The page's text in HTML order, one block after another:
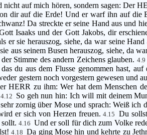
auf mich hören, sondern sagen: Der
dir auf die Erde! Und er warf ihn auf
Da streckte er seine Hand aus und
Isaaks und der Gott Jakobs, dir
sie herauszog, siehe, da war seine Hand
aus seinem Busen herauszog, siehe, da
Stimme des andern Zeichens glauben. 4.9
du aus dem Flusse genommen hast,
gestern noch vorgestern gewesen und
HERR zu ihm: Wer hat dem Menschen
4.12 So geh nun hin: Ich will mit deinem
zornig über Mose und sprach: Weiß
er sich von Herzen freuen.4.15
Du
sollt.4.16 Und er soll für dich zum Volke
4.18 Da ging Mose hin und kehrte zu